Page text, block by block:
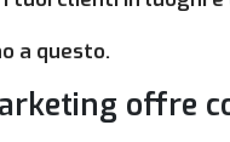
a questo.
offre